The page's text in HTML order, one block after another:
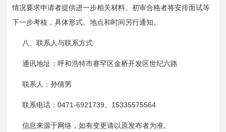
情况要求申请者提供进一步相关材料。初审合格者将安排面试等
下一步考核，具体形式、地点和时间另行通知。
八、联系人与联系方式
通讯地址：呼和浩特市赛罕区金桥开发区世纪六路
联系人：孙倩男
联系电话：0471-6921739 15335575564
信息来源于网络，如有变更请以原发布者为准。